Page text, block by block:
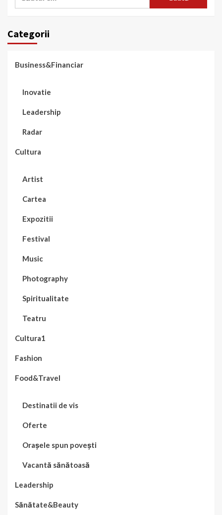
Categorii
Business&Financiar
Inovatie
Leadership
Radar
Cultura
Artist
Cartea
Expozitii
Festival
Music
Photography
Spiritualitate
Teatru
Cultura1
Fashion
Food&Travel
Destinatii de vis
Oferte
Orașele spun povești
Vacantă sănătoasă
Leadership
Sănătate&Beauty